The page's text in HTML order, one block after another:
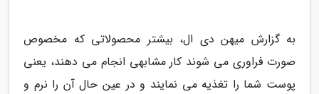
به گزارش میهن دی ال، بیشتر محصولاتی که مخصوص
صورت فراوری می شوند کار مشابهی انجام می دهند، یعنی
پوست شما را تغذیه می نمایند و در عین حال آن را نرم و